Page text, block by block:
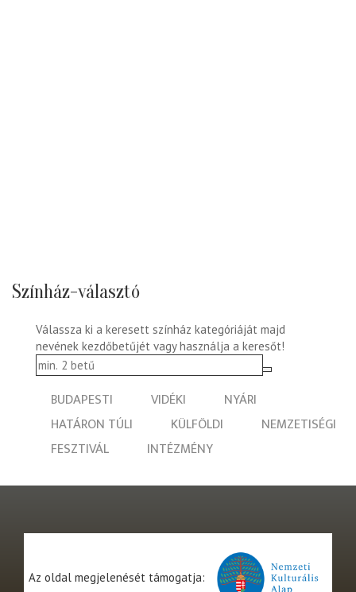
Színház-választó
Válassza ki a keresett színház kategóriáját majd
nevének kezdőbetűjét vagy használja a keresőt!
BUDAPESTI VIDÉKI
NYÁRI
HATÁRON TÚLI
KÜLFÖLDI
NEMZETISÉGI
FESZTIVÁL
INTÉZMÉNY
Az oldal megjelenését támogatja: